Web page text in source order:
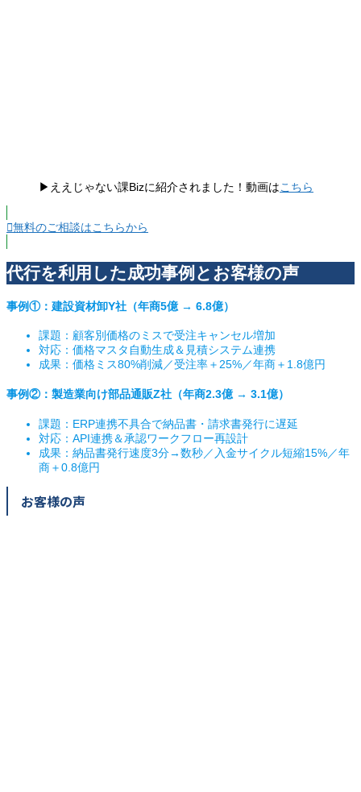
▶︎ええじゃない課Bizに紹介されました！動画はこちら
無料のご相談はこちらから
代行を利用した成功事例とお客様の声
事例①：建設資材卸Y社（年商5億 → 6.8億）
課題：顧客別価格のミスで受注キャンセル増加
対応：価格マスタ自動生成＆見積システム連携
成果：価格ミス80%削減／受注率＋25%／年商＋1.8億円
事例②：製造業向け部品通販Z社（年商2.3億 → 3.1億）
課題：ERP連携不具合で納品書・請求書発行に遅延
対応：API連携＆承認ワークフロー再設計
成果：納品書発行速度3分→数秒／入金サイクル短縮15%／年
商＋0.8億円
お客様の声